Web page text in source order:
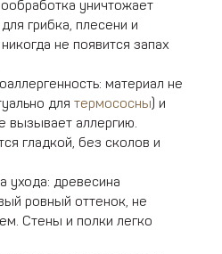
уничтожает
грибка, плесени и
не появится запах
материал не
длятермососны) и
вызывает аллергию.
гладкой, без сколов и
ухода: древесина
ровный оттенок, не
Стены и полки легко